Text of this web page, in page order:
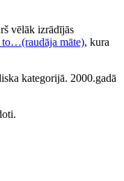
vēlāk izrādījās
to…(raudāja māte), kura
kategorijā. 2000.gadā